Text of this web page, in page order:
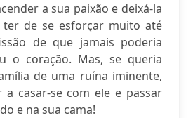
a sua paixão e deixá-la
de se esforçar muito até
de que jamais poderia
o coração. Mas, se queria
de uma ruína iminente,
a casar-se com ele e passar
e na sua cama!